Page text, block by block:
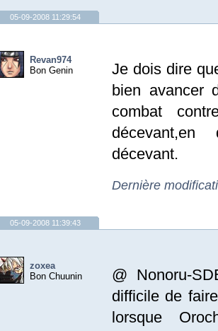
05-09-2008 11:29:54
Revan974
Bon Genin
Je dois dire
bien avancer
combat
décevant.
Dernière
05-09-2008 11:39:43
zoxea
Bon Chuunin
@ Nonoru-
difficile de
lorsque